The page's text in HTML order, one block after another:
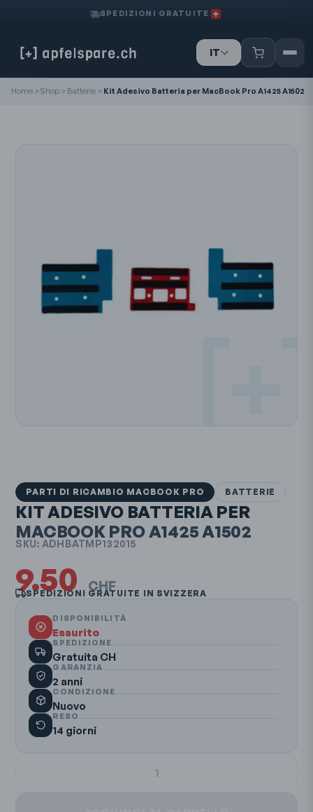
SPEDIZIONI GRATUITE
IT
DE
Home >Shop > Batterie > Kit Adesivo Batteria per MacBook Pro A1425 A1502
PARTI DI RICAMBIO MACBOOK PRO BATTERIE
KIT ADESIVO BATTERIA PER
MACBOOK PROA1425 A1502
SKU: ADHBATMP132015
9.50 CHF
SPEDIZIONI GRATUITE IN SVIZZERA
DISPONIBILITÀ
Esaurito
SPEDIZIONE
Gratuita CH
GARANZIA
2 anni
CONDIZIONE
Nuovo
RESO
14 giorni
1